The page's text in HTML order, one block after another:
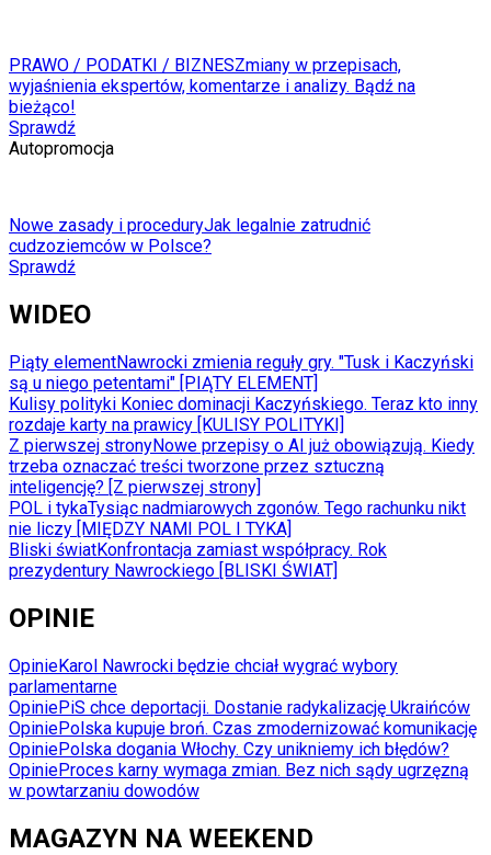
PRAWO / PODATKI / BIZNESZmiany w przepisach,
wyjaśnienia ekspertów, komentarze i analizy. Bądź na
bieżąco!
Sprawdź
Autopromocja
Nowe zasady i proceduryJak legalnie zatrudnić
cudzoziemców w Polsce?
Sprawdź
WIDEO
Piąty elementNawrocki zmienia reguły gry. "Tusk i Kaczyński
są u niego petentami" [PIĄTY ELEMENT]
Kulisy polityki Koniec dominacji Kaczyńskiego. Teraz kto inny
rozdaje karty na prawicy [KULISY POLITYKI]
Z pierwszej stronyNowe przepisy o AI już obowiązują. Kiedy
trzeba oznaczać treści tworzone przez sztuczną
inteligencję? [Z pierwszej strony]
POL i tykaTysiąc nadmiarowych zgonów. Tego rachunku nikt
nie liczy [MIĘDZY NAMI POL I TYKA]
Bliski światKonfrontacja zamiast współpracy. Rok
prezydentury Nawrockiego [BLISKI ŚWIAT]
OPINIE
OpinieKarol Nawrocki będzie chciał wygrać wybory
parlamentarne
OpiniePiS chce deportacji. Dostanie radykalizację Ukraińców
OpiniePolska kupuje broń. Czas zmodernizować komunikację
OpiniePolska dogania Włochy. Czy unikniemy ich błędów?
OpinieProces karny wymaga zmian. Bez nich sądy ugrzęzną
w powtarzaniu dowodów
MAGAZYN NA WEEKEND